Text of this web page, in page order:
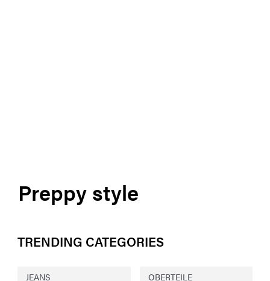
Preppy style
TRENDING CATEGORIES
JEANS OBERTEILE